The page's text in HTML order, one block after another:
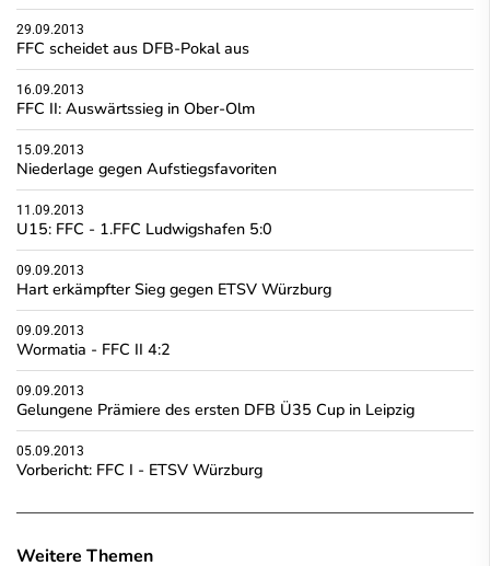
29.09.2013
FFC scheidet aus DFB-Pokal aus
16.09.2013
FFC II: Auswärtssieg in Ober-Olm
15.09.2013
Niederlage gegen Aufstiegsfavoriten
11.09.2013
U15: FFC - 1.FFC Ludwigshafen 5:0
09.09.2013
Hart erkämpfter Sieg gegen ETSV Würzburg
09.09.2013
Wormatia - FFC II 4:2
09.09.2013
Gelungene Prämiere des ersten DFB Ü35 Cup in Leipzig
05.09.2013
Vorbericht: FFC I - ETSV Würzburg
Weitere Themen